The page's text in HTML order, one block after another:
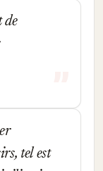
de
tel est